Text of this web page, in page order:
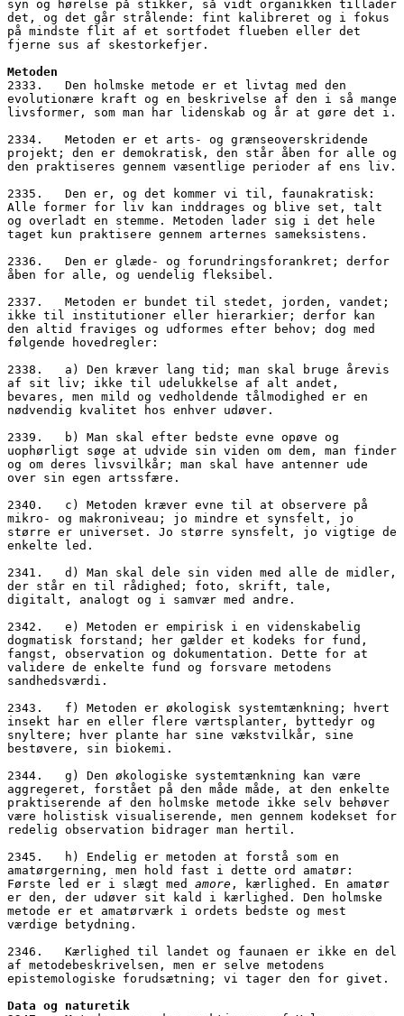
syn og hørelse på stikker, så vidt organikken tillader
det, og det går strålende: fint kalibreret og i fokus
på mindste flit af et sortfodet flueben eller det
fjerne sus af skestorkefjer.
Metoden
2333.   Den holmske metode er et livtag med den
evolutionære kraft og en beskrivelse af den i så mange
livsformer, som man har lidenskab og år at gøre det i.
2334.   Metoden er et arts- og grænseoverskridende
projekt; den er demokratisk, den står åben for alle og
den praktiseres gennem væsentlige perioder af ens liv.
2335.   Den er, og det kommer vi til, faunakratisk:
Alle former for liv kan inddrages og blive set, talt
og overladt en stemme. Metoden lader sig i det hele
taget kun praktisere gennem arternes sameksistens.
2336.   Den er glæde- og forundringsforankret; derfor
åben for alle, og uendelig fleksibel.
2337.   Metoden er bundet til stedet, jorden, vandet;
ikke til institutioner eller hierarkier; derfor kan
den altid fraviges og udformes efter behov; dog med
følgende hovedregler:
2338.   a) Den kræver lang tid; man skal bruge årevis
af sit liv; ikke til udelukkelse af alt andet,
bevares, men mild og vedholdende tålmodighed er en
nødvendig kvalitet hos enhver udøver.
2339.   b) Man skal efter bedste evne opøve og
uophørligt søge at udvide sin viden om dem, man finder
og om deres livsvilkår; man skal have antenner ude
over sin egen artssfære.
2340.   c) Metoden kræver evne til at observere på
mikro- og makroniveau; jo mindre et synsfelt, jo
større er universet. Jo større synsfelt, jo vigtige de
enkelte led.
2341.   d) Man skal dele sin viden med alle de midler,
der står en til rådighed; foto, skrift, tale,
digitalt, analogt og i samvær med andre.
2342.   e) Metoden er empirisk i en videnskabelig
dogmatisk forstand; her gælder et kodeks for fund,
fangst, observation og dokumentation. Dette for at
validere de enkelte fund og forsvare metodens
sandhedsværdi.
2343.   f) Metoden er økologisk systemtænkning; hvert
insekt har en eller flere værtsplanter, byttedyr og
snyltere; hver plante har sine vækstvilkår, sine
bestøvere, sin biokemi.
2344.   g) Den økologiske systemtænkning kan være
aggregeret, forstået på den måde måde, at den enkelte
praktiserende af den holmske metode ikke selv behøver
være holistisk visualiserende, men gennem kodekset for
redelig observation bidrager man hertil.
2345.   h) Endelig er metoden at forstå som en
amatørgerning, men hold fast i dette ord amatør:
Første led er i slægt med amore , kærlighed. En amatør
er den, der udøver sit kald i kærlighed. Den holmske
metode er et amatørværk i ordets bedste og mest
værdige betydning.
2346.   Kærlighed til landet og faunaen er ikke en del
af metodebeskrivelsen, men er selve metodens
epistemologiske forudsætning; vi tager den for givet.
Data og naturetik